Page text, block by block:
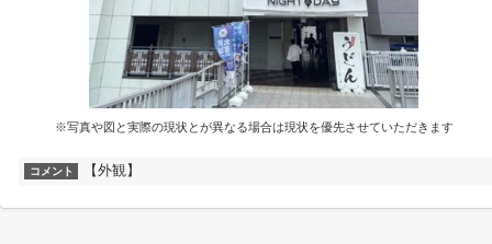
※写真や図と実際の現状とが異なる場合は現状を優先させていただきます
コメント 【外観】